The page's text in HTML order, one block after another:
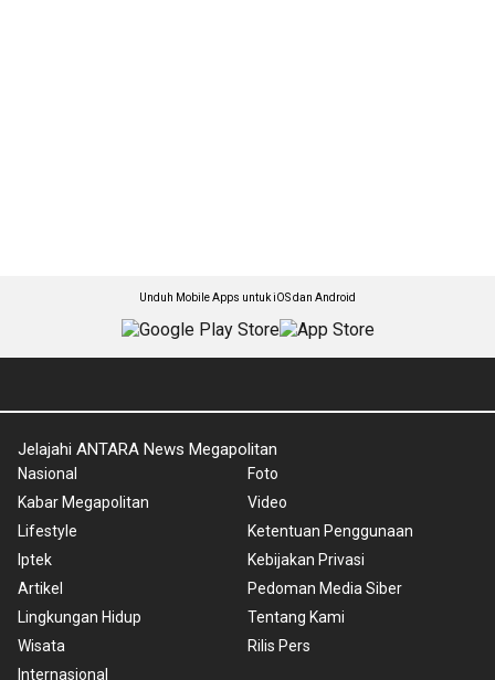
Unduh Mobile Apps untuk iOS dan Android
Jelajahi ANTARA News Megapolitan
Nasional
Kabar Megapolitan
Lifestyle
Iptek
Artikel
Lingkungan Hidup
Wisata
Internasional
Foto
Video
Ketentuan Penggunaan
Kebijakan Privasi
Pedoman Media Siber
Tentang Kami
Rilis Pers